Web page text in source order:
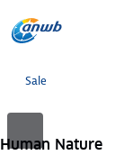
Sale
Human Nature